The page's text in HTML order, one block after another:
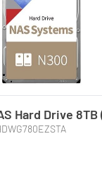
Hard Drive 8TB